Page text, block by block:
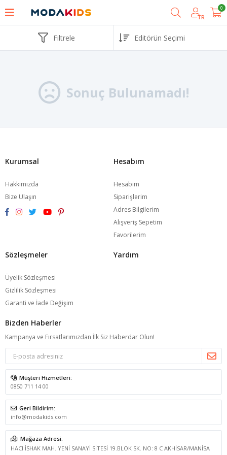
TR
0
Filtrele
Sonuç Bulunamadı!
Kurumsal
Hakkımızda
Bize Ulaşın
Hesabım
Hesabım
Siparişlerim
Adres Bilgilerim
Alışveriş Sepetim
Favorilerim
Sözleşmeler
Üyelik Sözleşmesi
Gizlilik Sözleşmesi
Garanti ve İade Değişim
Yardım
Bizden Haberler
Kampanya ve Fırsatlarımızdan İlk Siz Haberdar Olun!
Müşteri Hizmetleri:
0850 711 14 00
Geri Bildirim:
info@modakids.com
Mağaza Adresi:
HACI İSHAK MAH. YENİ SANAYİ SİTESİ 19.BLOK SK. NO: 8 C AKHİSAR/MANİSA